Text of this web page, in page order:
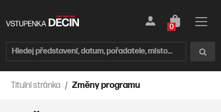
0
Titulní stránka Změny programu